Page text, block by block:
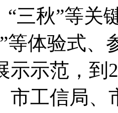
“三秋”等关
等体验式、
示示范，到
市工信局、